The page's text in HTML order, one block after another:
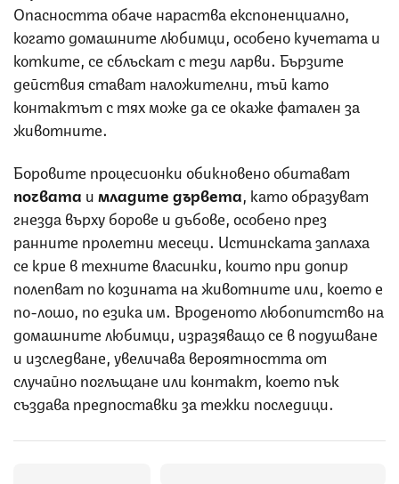
Опасността обаче нараства експоненциално,
когато домашните любимци, особено кучетата и
котките, се сблъскат с тези ларви. Бързите
действия стават наложителни, тъй като
контактът с тях може да се окаже фатален за
животните.
Боровите процесионки обикновено обитават
почвата имладитедървета , като образуват
гнезда върху борове и дъбове, особено през
ранните пролетни месеци. Истинската заплаха
се крие в техните власинки, които при допир
полепват по козината на животните или, което е
по-лошо, по езика им. Вроденото любопитство на
домашните любимци, изразяващо се в подушване
и изследване, увеличава вероятността от
случайно поглъщане или контакт, което пък
създава предпоставки за тежки последици.